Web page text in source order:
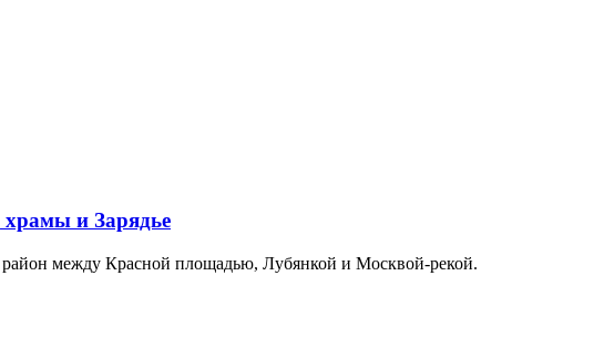
и Зарядье
между Красной площадью, Лубянкой и Москвой-рекой.